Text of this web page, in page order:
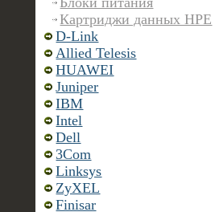
Картриджи данных HPE
D-Link
Allied Telesis
HUAWEI
Juniper
IBM
Intel
Dell
3Com
Linksys
ZyXEL
Finisar